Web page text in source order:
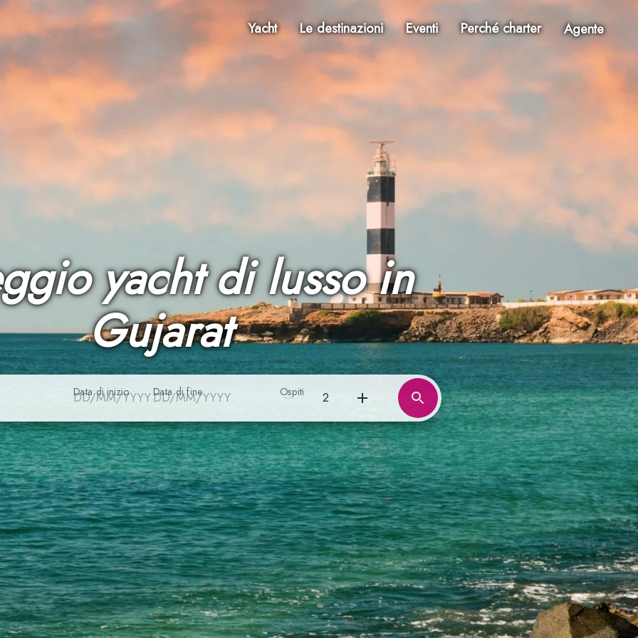
Yacht Le destinazioni Eventi Perché charter Agente
yacht di lusso in
Gujarat
Data di inizio Data di fine Ospiti